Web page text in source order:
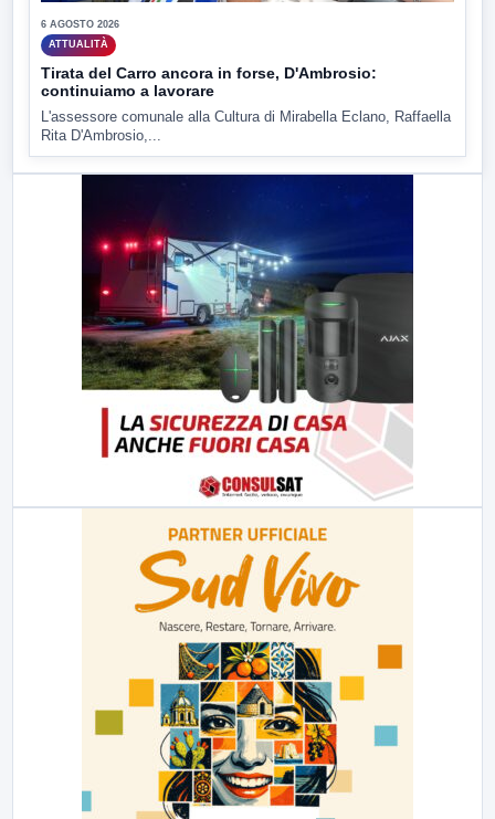
6 AGOSTO 2026
ATTUALITÀ
Tirata del Carro ancora in forse, D'Ambrosio:
continuiamo a lavorare
L'assessore comunale alla Cultura di Mirabella Eclano, Raffaella
Rita D'Ambrosio,...